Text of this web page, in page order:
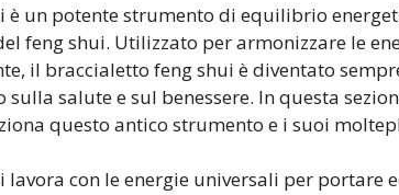
è un potente strumento di equilibrio
feng shui. Utilizzato per armonizzare le
il braccialetto feng shui è diventato
sulla salute e sul benessere. In questa
questo antico strumento e i suoi
lavora con le energie universali per portare